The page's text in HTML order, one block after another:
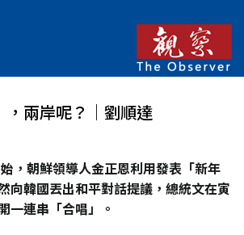
，兩岸呢？｜劉順達
，朝鮮領導人金正恩利用發表「新年
向韓國丟出和平對話提議，總統文在寅
一連串「合唱」。